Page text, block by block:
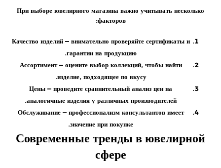
При выборе ювелирного магазина важно учитывать несколько
факторов:
Качество изделий— внимательно проверяйте сертификаты и
гарантии на продукцию.
Ассортимент— оцените выбор коллекций, чтобы найти
изделие, подходящее по вкусу.
Цены — проведите сравнительный анализ цен на
аналогичные изделия у различных производителей.
Обслуживание— профессионализм консультантов имеет
значение при покупке.
Современные тренды в ювелирной
сфере